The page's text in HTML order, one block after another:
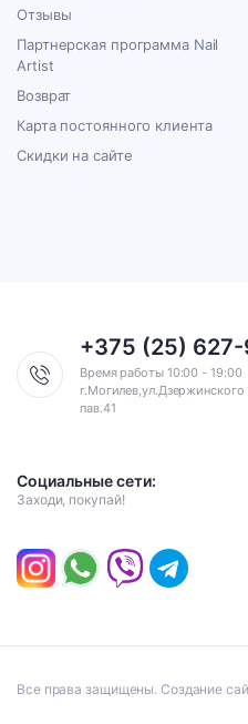
Отзывы
Партнерская программа Nail
Artist
Возврат
Карта постоянного клиента
Скидки на сайте
+375 (25)
Время работы 10:00 - 19:00
пав.41
Социальные сети:
Заходи, покупай!
Все права защищены. Создание